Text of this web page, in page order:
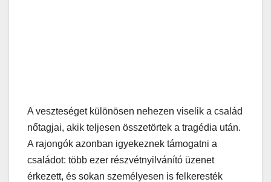
A veszteséget különösen nehezen viselik a család
nőtagjai, akik teljesen összetörtek a tragédia után.
A rajongók azonban igyekeznek támogatni a
családot: több ezer részvétnyilvánító üzenet
érkezett, és sokan személyesen is felkeresték